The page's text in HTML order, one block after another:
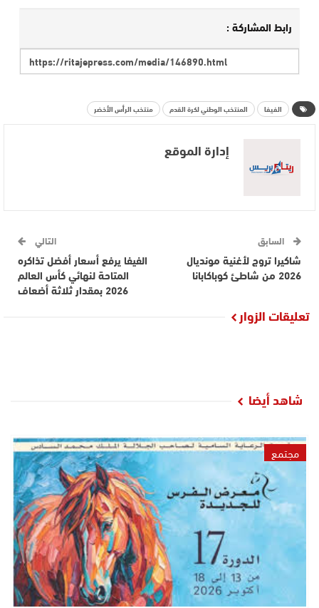
رابط المشاركة :
الفيفا المنتخب الوطني لكرة القدم منتخب الرأس الأخضر
إدارة الموقع
السابق
شاكيرا تروج لأغنية مونديال
2026 من شاطئ كوباكابانا
التالي
الفيفا يرفع أسعار أفضل تذاكره
المتاحة لنهائي كأس العالم
2026 بمقدار ثلاثة أضعاف
تعليقات الزوار
شاهد أيضا
مجتمع